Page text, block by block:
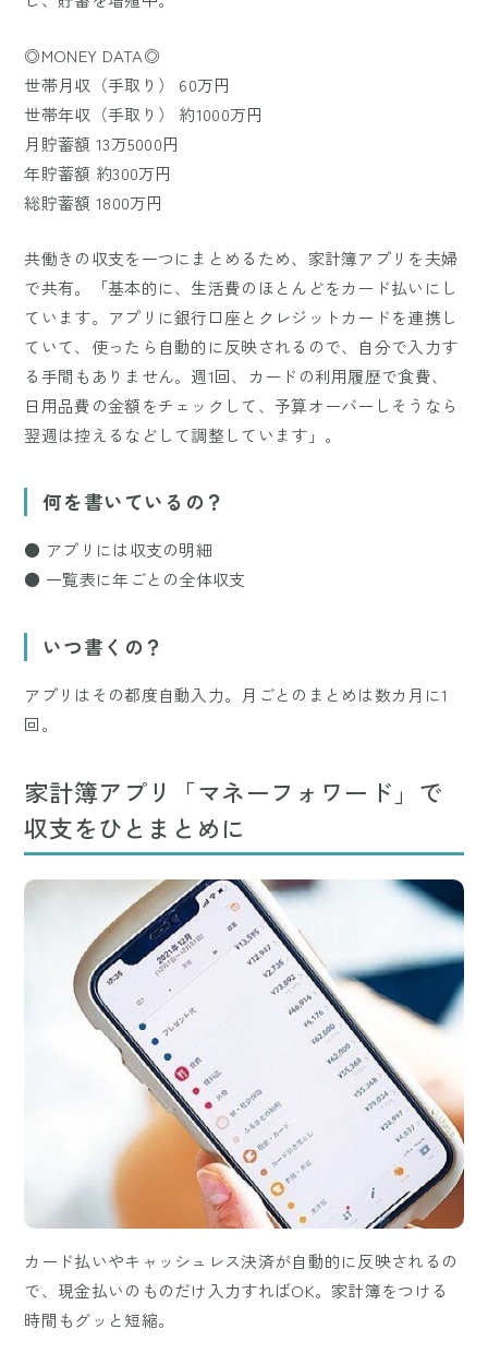
◎MONEY DATA◎
世帯月収（手取り） 60万円
世帯年収（手取り） 約1000万円
月貯蓄額 13万5000円
年貯蓄額 約300万円
総貯蓄額 1800万円
共働きの収支を一つにまとめるため、家計簿アプリを夫婦
で共有。「基本的に、生活費のほとんどをカード払いにし
ています。アプリに銀行口座とクレジットカードを連携し
ていて、使ったら自動的に反映されるので、自分で入力す
る手間もありません。週1回、カードの利用履歴で食費、
日用品費の金額をチェックして、予算オーバーしそうなら
翌週は控えるなどして調整しています」。
何を書いているの？
● アプリには収支の明細
● 一覧表に年ごとの全体収支
いつ書くの？
アプリはその都度自動入力。月ごとのまとめは数カ月に1
回。
家計簿アプリ「マネーフォワード」で
収支をひとまとめに
カード払いやキャッシュレス決済が自動的に反映されるの
で、現金払いのものだけ入力すればOK。家計簿をつける
時間もグッと短縮。